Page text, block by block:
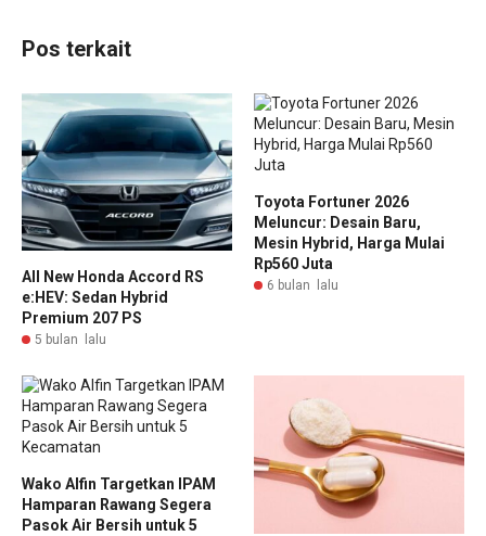
Pos terkait
All New Honda Accord RS
e:HEV: Sedan Hybrid
Premium 207 PS
5 bulan lalu
Toyota Fortuner 2026
Meluncur: Desain Baru,
Mesin Hybrid, Harga Mulai
Rp560 Juta
6 bulan lalu
Wako Alfin Targetkan IPAM
Hamparan Rawang Segera
Pasok Air Bersih untuk 5